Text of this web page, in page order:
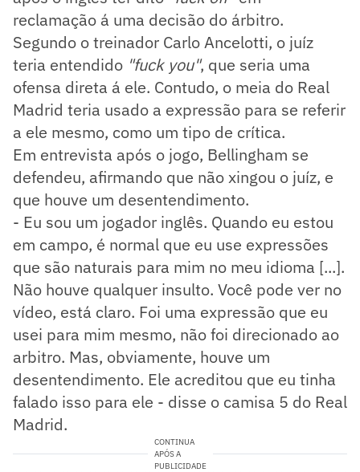
reclamação á uma decisão do árbitro.
Segundo o treinador Carlo Ancelotti, o juíz
teria entendido "fuck you", que seria uma
ofensa direta á ele. Contudo, o meia do Real
Madrid teria usado a expressão para se referir
a ele mesmo, como um tipo de crítica.
Em entrevista após o jogo, Bellingham se
defendeu, afirmando que não xingou o juíz, e
que houve um desentendimento.
- Eu sou um jogador inglês. Quando eu estou
em campo, é normal que eu use expressões
que são naturais para mim no meu idioma [...].
Não houve qualquer insulto. Você pode ver no
vídeo, está claro. Foi uma expressão que eu
usei para mim mesmo, não foi direcionado ao
arbitro. Mas, obviamente, houve um
desentendimento. Ele acreditou que eu tinha
falado isso para ele - disse o camisa 5 do Real
Madrid.
CONTINUA
APÓS A
PUBLICIDADE